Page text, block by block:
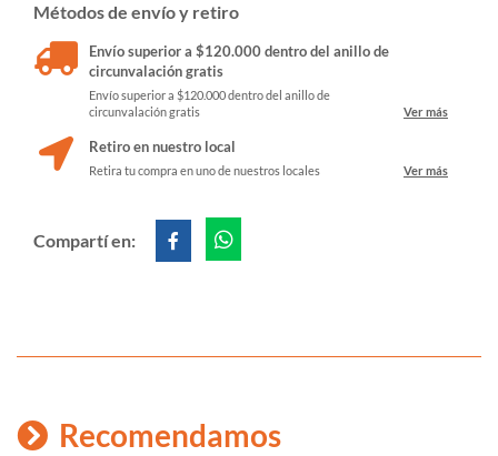
Métodos de envío y retiro
Envío superior a $120.000 dentro del anillo de
circunvalación gratis
Envío superior a $120.000 dentro del anillo de
circunvalación gratis
Ver más
Retiro en nuestro local
Retira tu compra en uno de nuestros locales Ver más
Compartí en:
Recomendamos